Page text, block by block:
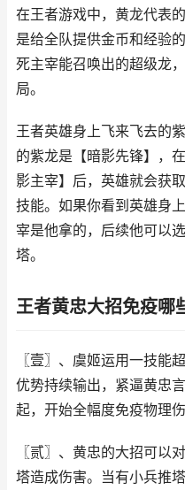
在王者游戏中，黄龙代表
是给全队提供金币和经验
死主宰能召唤出的超级龙
局。
王者英雄身上飞来飞去的
的紫龙是【暗影先锋】，
影主宰】后，英雄就会获
技能。如果你看到英雄身
宰是他拿的，后续他可以
塔。
王者黄忠大招免疫哪
〖壹〗、虞姬运用一技能
优势持续输出，紧逼黄忠
起，开始全幅度免疫物理
〖贰〗、黄忠的大招可以
塔造成伤害。当有小兵推